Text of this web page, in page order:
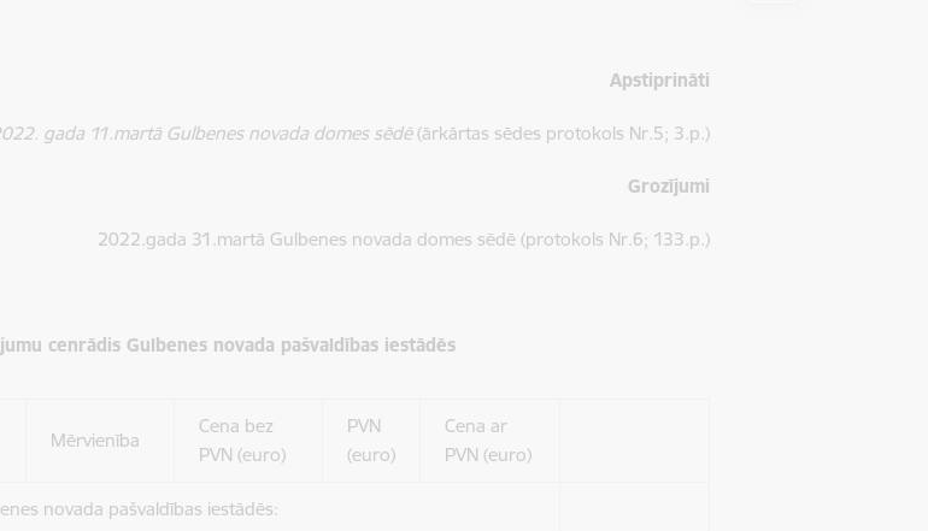
Apstiprināti
gada 11.martā Gulbenes novada domes sēdē(ārkārtas sēdes protokols Nr.5; 3.p.)
Grozījumi
2022.gada 31.martā Gulbenes novada domes sēdē(protokols Nr.6; 133.p.)
cenrādis Gulbenes novada pašvaldības iestādēs
Mērvienība
Cena bez
PVN (euro)
PVN
(euro)
Cena ar
PVN (euro)
novada pašvaldības iestādēs: